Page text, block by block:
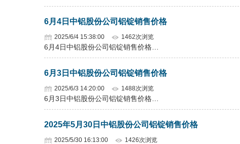
6月4日中铝股份公司铝锭销售价格
2025/6/4 15:38:00 1462次浏览
6月4日中铝股份公司铝锭销售价格…
6月3日中铝股份公司铝锭销售价格
2025/6/3 14:20:00 1488次浏览
6月3日中铝股份公司铝锭销售价格…
2025年5月30日中铝股份公司铝锭销售价格
2025/5/30 16:13:00 1426次浏览